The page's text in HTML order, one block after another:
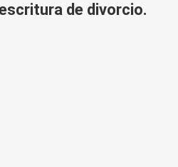
de divorcio.